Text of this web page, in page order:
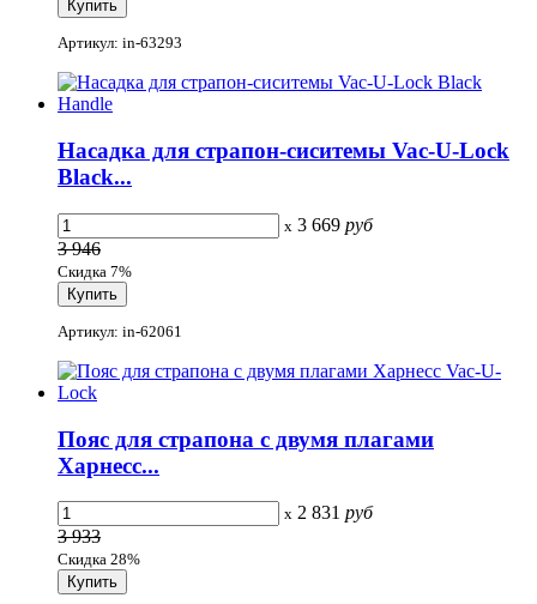
Артикул: in-63293
Насадка для страпон-сиситемы Vac-U-Lock
Black...
x 3 669 руб
3 946
Скидка 7%
Артикул: in-62061
Пояс для страпона с двумя плагами
Харнесс...
x 2 831 руб
3 933
Скидка 28%